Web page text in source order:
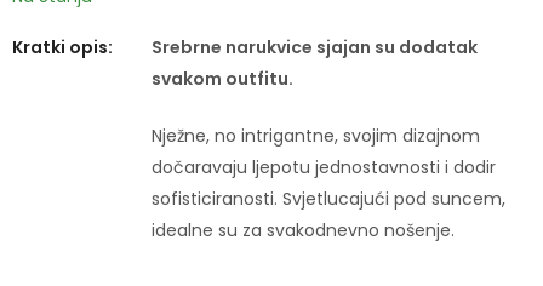
Kratki opis:
Srebrne narukvice sjajan su dodatak
svakom outfitu.
Nježne, no intrigantne, svojim dizajnom
dočaravaju ljepotu jednostavnosti i dodir
sofisticiranosti. Svjetlucajući pod suncem,
idealne su za svakodnevno nošenje.